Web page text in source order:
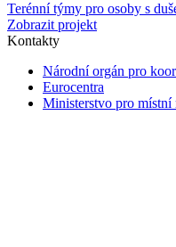
Terénní týmy pro osoby s
Zobrazit projekt
Kontakty
Národní orgán pro
Eurocentra
Ministerstvo pro místní